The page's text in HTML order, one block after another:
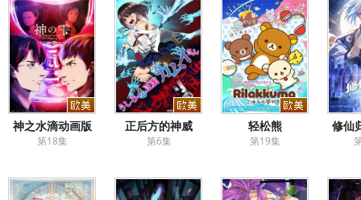
神之水滴动画版
第18集
正后方的神威
第6集
轻松熊
第19集
修仙